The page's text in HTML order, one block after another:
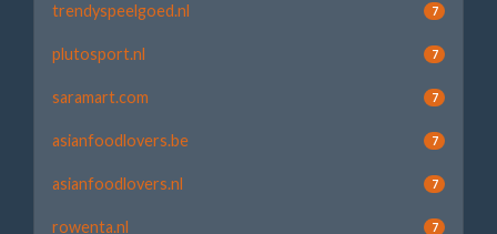
trendyspeelgoed.nl 7
plutosport.nl 7
saramart.com 7
asianfoodlovers.be 7
asianfoodlovers.nl 7
rowenta.nl 7